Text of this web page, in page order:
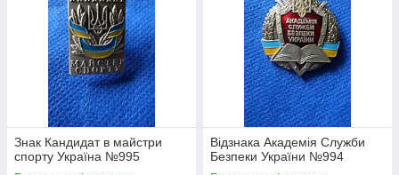
Знак Кандидат в майстри
спорту Україна №995
Відзнака Академія Служби
Безпеки України №994